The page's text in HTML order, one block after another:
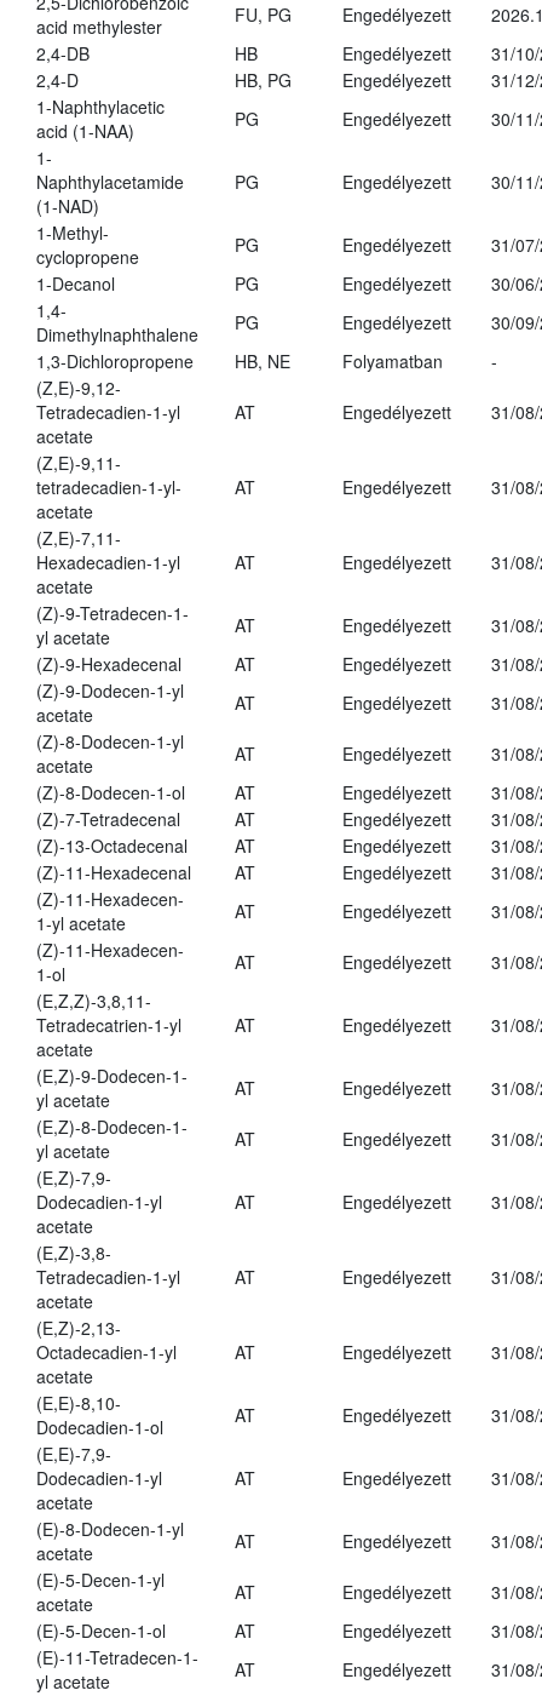
acid methylester
FU, PG Engedélyezett
2,4-DB
HB Engedélyezett
31/
2,4-D
HB, PG Engedélyezett
31/
1-Naphthylacetic
acid (1-NAA)
PG Engedélyezett
30/
1-
Naphthylacetamide
(1-NAD)
PG Engedélyezett 30/
1-Methyl-
cyclopropene
PG Engedélyezett
31/
1-Decanol
PG Engedélyezett
30/
1,4-
Dimethylnaphthalene
PG Engedélyezett
30/
1,3-Dichloropropene
HB, NE Folyamatban
-
(Z,E)-9,12-
Tetradecadien-1-yl
acetate
AT Engedélyezett 31/
(Z,E)-9,11-
tetradecadien-1-yl-
acetate
AT Engedélyezett 31/
(Z,E)-7,11-
Hexadecadien-1-yl
acetate
AT Engedélyezett 31/
(Z)-9-Tetradecen-1-
yl acetate
AT Engedélyezett
31/
(Z)-9-Hexadecenal
AT Engedélyezett
31/
(Z)-9-Dodecen-1-yl
acetate
AT Engedélyezett
31/
(Z)-8-Dodecen-1-yl
acetate
AT Engedélyezett
31/
(Z)-8-Dodecen-1-ol
AT Engedélyezett
31/
(Z)-7-Tetradecenal
AT Engedélyezett
31/
(Z)-13-Octadecenal
AT Engedélyezett
31/
(Z)-11-Hexadecenal
AT Engedélyezett
31/
(Z)-11-Hexadecen-
1-yl acetate
AT Engedélyezett
31/
(Z)-11-Hexadecen-
1-ol
AT Engedélyezett
31/
(E,Z,Z)-3,8,11-
Tetradecatrien-1-yl
acetate
AT Engedélyezett 31/
(E,Z)-9-Dodecen-1-
yl acetate
AT Engedélyezett
31/
(E,Z)-8-Dodecen-1-
yl acetate
AT Engedélyezett
31/
(E,Z)-7,9-
Dodecadien-1-yl
acetate
AT Engedélyezett 31/
(E,Z)-3,8-
Tetradecadien-1-yl
acetate
AT Engedélyezett 31/
(E,Z)-2,13-
Octadecadien-1-yl
acetate
AT Engedélyezett 31/
(E,E)-8,10-
Dodecadien-1-ol
AT Engedélyezett
31/
(E,E)-7,9-
Dodecadien-1-yl
acetate
AT Engedélyezett 31/
(E)-8-Dodecen-1-yl
acetate
AT Engedélyezett
31/
(E)-5-Decen-1-yl
acetate
AT Engedélyezett
31/
(E)-5-Decen-1-ol
AT Engedélyezett
31/
(E)-11-Tetradecen-1-
yl acetate
AT Engedélyezett 31/